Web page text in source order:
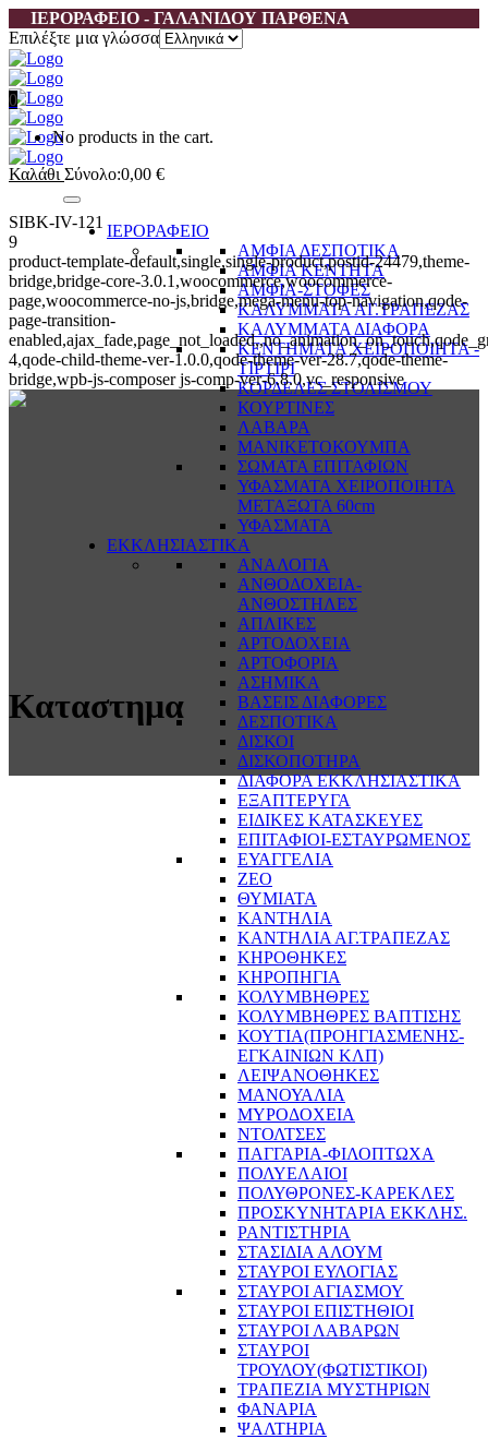
ΙΕΡΟΡΑΦΕΙΟ - ΓΑΛΑΝΙΔΟΥ ΠΑΡΘΕΝΑ
Επιλέξτε μια γλώσσα
0
No products in the cart.
Καλάθι Σύνολο:0,00 €
ΙΕΡΟΡΑΦΕΙΟ
ΑΜΦΙΑ ΔΕΣΠΟΤΙΚΑ
ΑΜΦΙΑ ΚΕΝΤΗΤΑ
ΑΜΦΙΑ-ΣΤΟΦΕΣ
ΚΑΛΥΜΜΑΤΑ ΑΓ.ΤΡΑΠΕΖΑΣ
ΚΑΛΥΜΜΑΤΑ ΔΙΑΦΟΡΑ
ΚΕΝΤΗΜΑΤΑ ΧΕΙΡΟΠΟΙΗΤΑ -
ΤΙΡΤΙΡΙ
ΚΟΡΔΕΛΕΣ ΣΤΟΛΙΣΜΟΥ
ΚΟΥΡΤΙΝΕΣ
ΛΑΒΑΡΑ
ΜΑΝΙΚΕΤΟΚΟΥΜΠΑ
ΣΩΜΑΤΑ ΕΠΙΤΑΦΙΩΝ
ΥΦΑΣΜΑΤΑ ΧΕΙΡΟΠΟΙΗΤΑ
ΜΕΤΑΞΩΤΑ 60cm
ΥΦΑΣΜΑΤΑ
ΕΚΚΛΗΣΙΑΣΤΙΚΑ
ΑΝΑΛΟΓΙΑ
ΑΝΘΟΔΟΧΕΙΑ-
ΑΝΘΟΣΤΗΛΕΣ
ΑΠΛΙΚΕΣ
ΑΡΤΟΔΟΧΕΙΑ
ΑΡΤΟΦΟΡΙΑ
ΑΣΗΜΙΚΑ
ΒΑΣΕΙΣ ΔΙΑΦΟΡΕΣ
ΔΕΣΠΟΤΙΚΑ
ΔΙΣΚΟΙ
ΔΙΣΚΟΠΟΤΗΡΑ
ΔΙΑΦΟΡΑ ΕΚΚΛΗΣΙΑΣΤΙΚΑ
ΕΞΑΠΤΕΡΥΓΑ
ΕΙΔΙΚΕΣ ΚΑΤΑΣΚΕΥΕΣ
ΕΠΙΤΑΦΙΟΙ-ΕΣΤΑΥΡΩΜΕΝΟΣ
ΕΥΑΓΓΕΛΙΑ
ΖΕΟ
ΘΥΜΙΑΤΑ
ΚΑΝΤΗΛΙΑ
ΚΑΝΤΗΛΙΑ ΑΓ.ΤΡΑΠΕΖΑΣ
ΚΗΡΟΘΗΚΕΣ
ΚΗΡΟΠΗΓΙΑ
ΚΟΛΥΜΒΗΘΡΕΣ
ΚΟΛΥΜΒΗΘΡΕΣ ΒΑΠΤΙΣΗΣ
ΚΟΥΤΙΑ(ΠΡΟΗΓΙΑΣΜΕΝΗΣ-
ΕΓΚΑΙΝΙΩΝ ΚΛΠ)
ΛΕΙΨΑΝΟΘΗΚΕΣ
ΜΑΝΟΥΑΛΙΑ
ΜΥΡΟΔΟΧΕΙΑ
ΝΤΟΛΤΣΕΣ
ΠΑΓΓΑΡΙΑ-ΦΙΛΟΠΤΩΧΑ
ΠΟΛΥΕΛΑΙΟΙ
ΠΟΛΥΘΡΟΝΕΣ-ΚΑΡΕΚΛΕΣ
ΠΡΟΣΚΥΝΗΤΑΡΙΑ ΕΚΚΛΗΣ.
ΡΑΝΤΙΣΤΗΡΙΑ
ΣΤΑΣΙΔΙΑ ΑΛΟΥΜ
ΣΤΑΥΡΟΙ ΕΥΛΟΓΙΑΣ
ΣΤΑΥΡΟΙ ΑΓΙΑΣΜΟΥ
ΣΤΑΥΡΟΙ ΕΠΙΣΤΗΘΙΟΙ
ΣΤΑΥΡΟΙ ΛΑΒΑΡΩΝ
ΣΤΑΥΡΟΙ
ΤΡΟΥΛΟΥ(ΦΩΤΙΣΤΙΚΟΙ)
ΤΡΑΠΕΖΙΑ ΜΥΣΤΗΡΙΩΝ
ΦΑΝΑΡΙΑ
ΨΑΛΤΗΡΙΑ
SIBK-IV-121
9
product-template-default,single,single-product,postid-24479,theme-
bridge,bridge-core-3.0.1,woocommerce,woocommerce-
page,woocommerce-no-js,bridge,mega-menu-top-navigation,qode-
page-transition-
4,qode-child-theme-ver-1.0.0,qode-theme-ver-28.7,qode-theme-
bridge,wpb-js-composer js-comp-ver-6.8.0,vc_responsive
Καταστημα